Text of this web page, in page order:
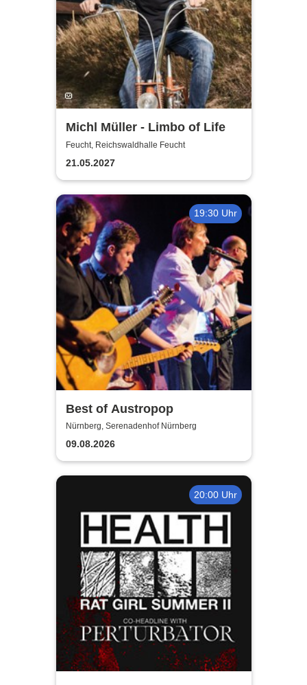
Michl Müller - Limbo of Life
Feucht, Reichswaldhalle Feucht
21.05.2027
19:30 Uhr
Best of Austropop
Nürnberg, Serenadenhof Nürnberg
09.08.2026
20:00 Uhr